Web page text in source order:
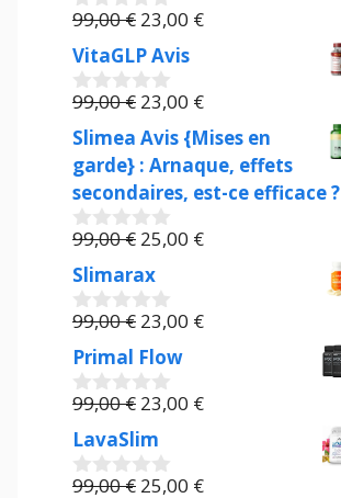
0
s
u
r
5
99,00€ Le
prix
initial
était :
99,00 €.
23,00 €Le
est :
23,00 €.
VitaGLP Avis
0
s
u
r
5
99,00€ Le
prix
initial
était :
99,00 €.
23,00 €Le
prix
actuel
est :
Slimea Avis {Mises en
garde} : Arnaque, effets
secondaires, est-ce efficace ?
0
s
u
r
5
99,00€ Le
prix
initial
était :
99,00 €.
25,00 €Le
est :
Slimarax
0
u
r
5
99,00€ Le
prix
initial
était :
99,00 €.
23,00 €Le
est :
Primal Flow
0
u
r
5
99,00€ Le
prix
initial
était :
23,00 €Le
est :
LavaSlim
0
99,00€ Le
25,00 €Le